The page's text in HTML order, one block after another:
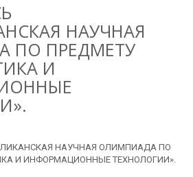
НАУЧНАЯ
ПО ПРЕДМЕТУ
И
НАУЧНАЯ ОЛИМПИАДА ПО
И ИНФОРМАЦИОННЫЕ ТЕХНОЛОГИИ».